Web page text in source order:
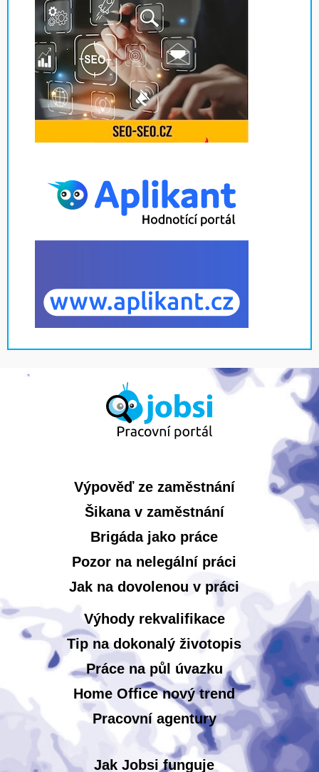
Výpověď ze zaměstnání
Šikana v zaměstnání
Brigáda jako práce
Pozor na nelegální práci
Jak na dovolenou v práci
Výhody rekvalifikace
Tip na dokonalý životopis
Práce na půl úvazku
Home Office nový trend
Pracovní agentury
Jak Jobsi funguje